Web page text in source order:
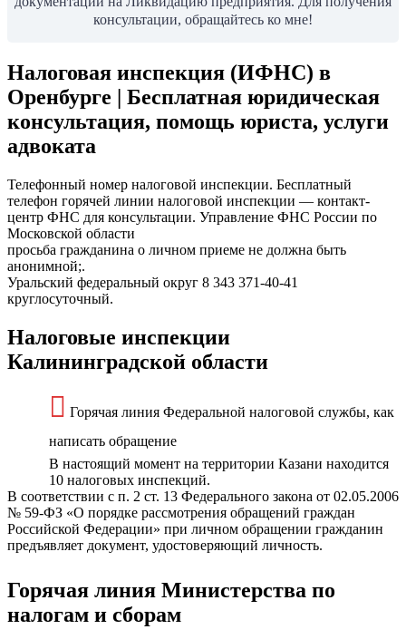
консультации, обращайтесь ко мне!
Налоговая инспекция (ИФНС) в
Оренбурге | Бесплатная юридическая
консультация, помощь юриста, услуги
адвоката
Телефонный номер налоговой инспекции. Бесплатный
телефон горячей линии налоговой инспекции — контакт-
центр ФНС для консультации. Управление ФНС России по
Московской области
просьба гражданина о личном приеме не должна быть
анонимной;.
Уральский федеральный округ 8 343 371-40-41
круглосуточный.
Налоговые инспекции
Калининградской области
Горячая линия Федеральной налоговой службы, как
написать обращение
В настоящий момент на территории Казани находится
10 налоговых инспекций.
В соответствии с п. 2 ст. 13 Федерального закона от 02.05.2006
№ 59-ФЗ «О порядке рассмотрения обращений граждан
Российской Федерации» при личном обращении гражданин
предъявляет документ, удостоверяющий личность.
Горячая линия Министерства по
налогам и сборам